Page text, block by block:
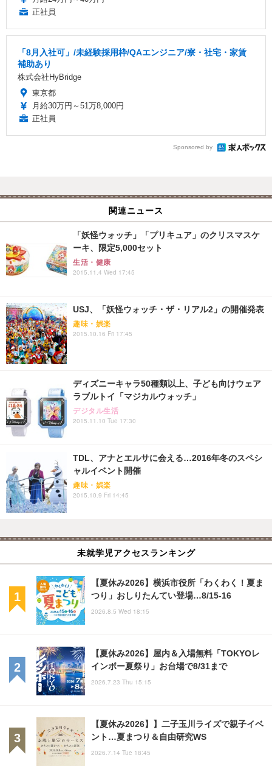
正社員
「8月入社可」/未経験採用枠/QAエンジニア/寮・社宅・家賃
補助あり
株式会社HyBridge
東京都
月給30万円～51万8,000円
正社員
Sponsored by
関連ニュース
「妖怪ウォッチ」「プリキュア」のクリスマスケ
ーキ、限定5,000セット
生活・健康
2015.11.4 Wed 17:45
USJ、「妖怪ウォッチ・ザ・リアル2」の開催発表
趣味・娯楽
2015.10.16 Fri 17:45
ディズニーキャラ50種類以上、子ども向けウェア
ラブルトイ「マジカルウォッチ」
デジタル生活
2015.11.10 Tue 17:30
TDL、アナとエルサに会える…2016年冬のスペシ
ャルイベント開催
趣味・娯楽
2015.10.9 Fri 14:45
未就学児アクセスランキング
【夏休み2026】横浜市役所「わくわく！夏ま
つり」おしりたんてい登場…8/15-16
2026.8.5 Wed 18:15
【夏休み2026】屋内＆入場無料「TOKYOレ
インボー夏祭り」お台場で8/31まで
2026.7.23 Thu 15:15
【夏休み2026】】二子玉川ライズで親子イベ
ント…夏まつり＆自由研究WS
2026.7.14 Tue 18:45